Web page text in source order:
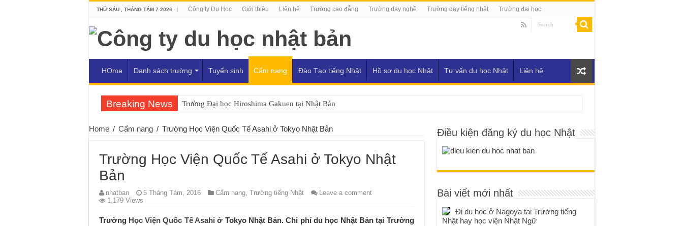
THỨ SÁU , THÁNG TÁM 7 2026 Công ty Du Học Giới thiệu Liên hệ Trường cao đẳng Trường dạy nghề Trường dạy tiếng nhật Trường đại học
HOme Danh sách trường Tuyển sinh Cẩm nang Đào Tạo tiếng Nhật Hồ sơ du học Nhật Tư vấn du học Nhật Liên hệ
Breaking News Trường Đại học Hiroshima Gakuen tại Nhật Bản
Trường Đại học Tỉnh lập Hiroshima tại Nhật Bản
Home / Cẩm nang / Trường Học Viện Quốc Tế Asahi ở Tokyo Nhật Bản
Trường Học Viện Quốc Tế Asahi ở Tokyo Nhật
Bản
nhatban 5 Tháng Tám, 2016 Cẩm nang, Trường tiếng Nhật
Leave a comment
1,179 Views
Trường Học Viện Quốc Tế Asahi ở Tokyo Nhật Bản. Chi phí du học Nhật Bản tại Trường
Điều kiện đăng ký du học Nhật
Bài viết mới nhất
Đi du học ở Nagoya tại Trường tiếng
Nhật hay học viện Nhật Ngữ